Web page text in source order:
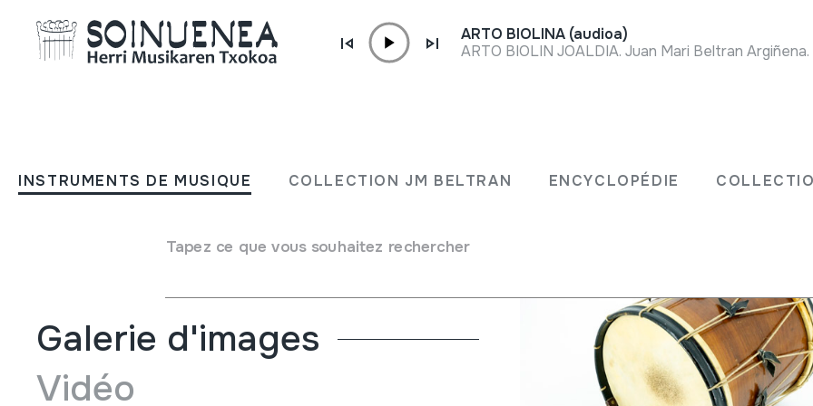
INSTRUMENTS DE MUSIQUE COLLECTION JM BELTRAN ENCYCLOPÉDIE
Tapez ce que vous souhaitez rechercher
ARTO BIOLINA (audioa)
DANBOLINA; TTUNTTUNA
Type d'instrument de musique
Galerie d'images
Vidéo